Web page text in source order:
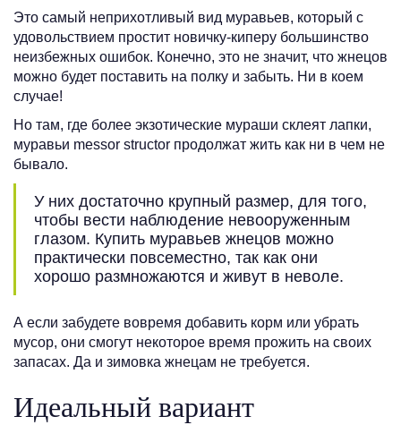
Это самый неприхотливый вид муравьев, который с
удовольствием простит новичку-киперу большинство
неизбежных ошибок. Конечно, это не значит, что жнецов
можно будет поставить на полку и забыть. Ни в коем
случае!
Но там, где более экзотические мураши склеят лапки,
муравьи messor structor продолжат жить как ни в чем не
бывало.
У них достаточно крупный размер, для того,
чтобы вести наблюдение невооруженным
глазом. Купить муравьев жнецов можно
практически повсеместно, так как они
хорошо размножаются и живут в неволе.
А если забудете вовремя добавить корм или убрать
мусор, они смогут некоторое время прожить на своих
запасах. Да и зимовка жнецам не требуется.
Идеальный вариант